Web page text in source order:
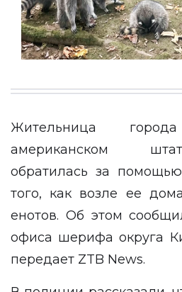
Жительница
американском
обратилась за
того, как возле ее
енотов. Об этом
офиса шерифа округа
передает ZTB News.